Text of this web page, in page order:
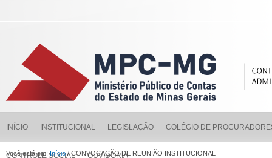
INÍCIO INSTITUCIONAL LEGISLAÇÃO COLÉGIO DE
CONTROLE SOCIAL OUVIDORIA
Você está em:Início/ CONVOCAÇÃO DE REUNIÃO INSTITUCIONAL